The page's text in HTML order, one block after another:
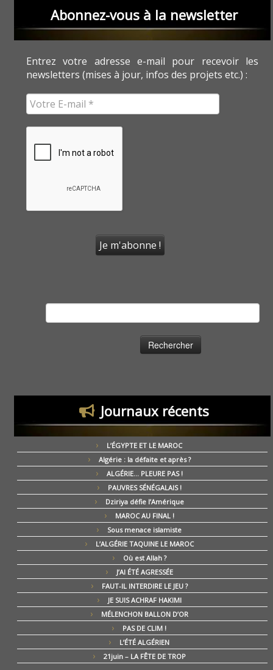
Abonnez-vous à la newsletter
Entrez votre adresse e-mail pour recevoir les
newsletters (mises à jour, infos des projets etc.) :
Journaux récents
L’ÉGYPTE ET LE MAROC
Algérie : la défaite et après ?
ALGÉRIE… PLEURE PAS !
PAUVRES SÉNÉGALAIS !
Dziriya défie l’Amérique
MAROC AU FINAL !
Sous menace islamiste
L’ALGÉRIE TAQUINE LE MAROC
Où est Allah ?
J’AI ÉTÉ AGRESSÉE
FAUT-IL INTERDIRE LE JEU ?
JE SUIS ACHRAF HAKIMI
MÉLENCHON BALLON D’OR
PAS DE CLIM !
L’ÉTÉ ALGÉRIEN
21juin – LA FÊTE DE TROP